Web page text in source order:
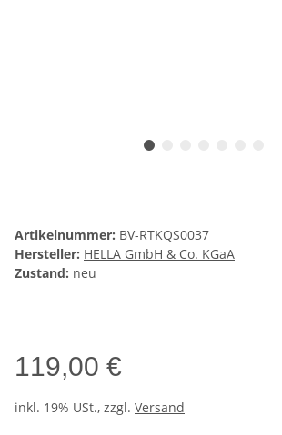
Artikelnummer: BV-RTKQS0037
Hersteller: HELLA GmbH & Co. KGaA
Zustand: neu
119,00 €
inkl. 19% USt., zzgl. Versand